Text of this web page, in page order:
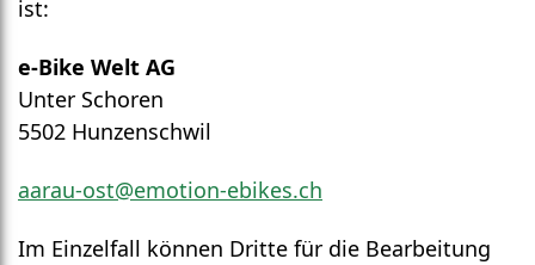
ist:
e-Bike Welt AG
Unter Schoren
5502 Hunzenschwil
aarau-ost@emotion-ebikes.ch
Im Einzel­fall können Dritte für die Bearbeitung